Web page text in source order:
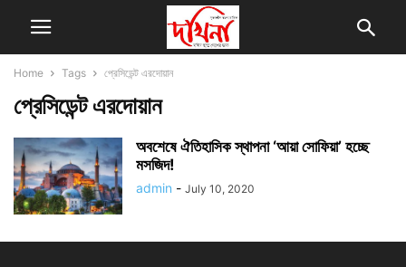
Home Tags প্রেসিডেন্ট এরদোয়ান
প্রেসিডেন্ট এরদোয়ান
অবশেষে ঐতিহাসিক স্থাপনা ‘আয়া সোফিয়া’ হচ্ছে
মসজিদ!
admin - July 10, 2020